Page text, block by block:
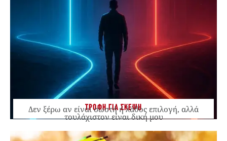
ΤΡΟΦΗ ΓΙΑ ΣΚΕΨΗ
Δεν ξέρω αν είναι σωστή ή λάθος επιλογή, αλλά
τουλάχιστον είναι δική μου